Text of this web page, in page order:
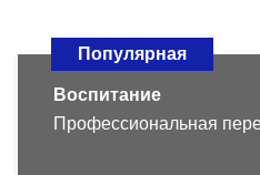
Популярная
Воспитание
Профессиональная